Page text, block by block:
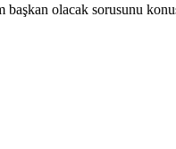
başkan olacak sorusunu